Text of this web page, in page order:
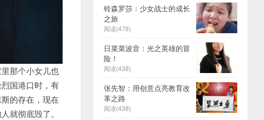
那个小女儿也
国港口时，有
的存在，现在
就彻底毁了。
铃森罗莎：少女战士的成长
之旅
阅读(478)
日菜菜波音：光之英雄的冒
险！
阅读(438)
张先智：用创意点亮教育改
革之路
阅读(438)